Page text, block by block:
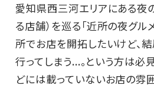
愛知県西三河エリアにある夜
る店舗）を巡る「近所の夜グル
所でお店を開拓したいけど、
行ってしまう...。という方は必
どには載っていないお店の雰